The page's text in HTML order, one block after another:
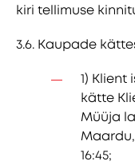
kiri tellimuse
3.6. Kaupade
1)
kätte
Müüja
Maardu,
16:45;